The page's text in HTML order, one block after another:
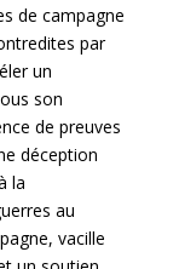
de campagne
par
un
son
de preuves
déception
la
au
vacille